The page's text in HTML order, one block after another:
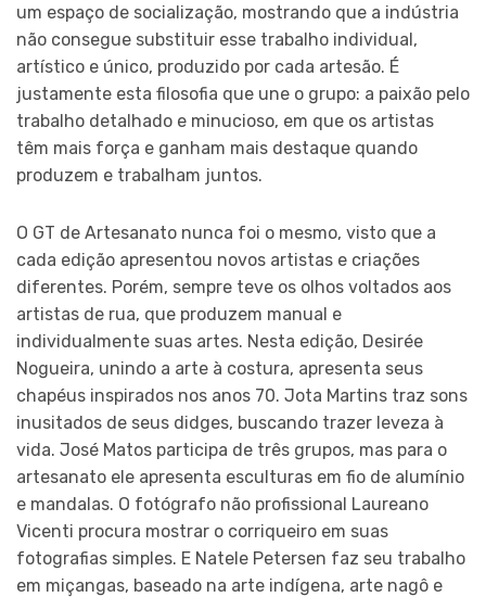
um espaço de socialização, mostrando que a indústria
não consegue substituir esse trabalho individual,
artístico e único, produzido por cada artesão. É
justamente esta filosofia que une o grupo: a paixão pelo
trabalho detalhado e minucioso, em que os artistas
têm mais força e ganham mais destaque quando
produzem e trabalham juntos.
O GT de Artesanato nunca foi o mesmo, visto que a
cada edição apresentou novos artistas e criações
diferentes. Porém, sempre teve os olhos voltados aos
artistas de rua, que produzem manual e
individualmente suas artes. Nesta edição, Desirée
Nogueira, unindo a arte à costura, apresenta seus
chapéus inspirados nos anos 70. Jota Martins traz sons
inusitados de seus didges, buscando trazer leveza à
vida. José Matos participa de três grupos, mas para o
artesanato ele apresenta esculturas em fio de alumínio
e mandalas. O fotógrafo não profissional Laureano
Vicenti procura mostrar o corriqueiro em suas
fotografias simples. E Natele Petersen faz seu trabalho
em miçangas, baseado na arte indígena, arte nagô e